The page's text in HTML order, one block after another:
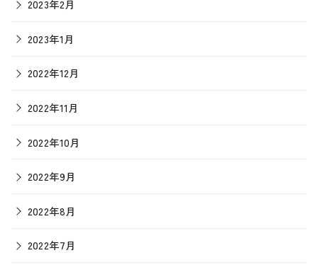
2023年2月
2023年1月
2022年12月
2022年11月
2022年10月
2022年9月
2022年8月
2022年7月